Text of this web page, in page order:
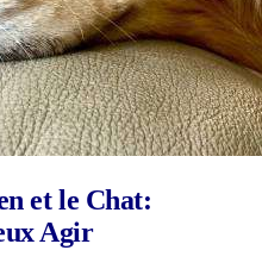
et le Chat:
Agir